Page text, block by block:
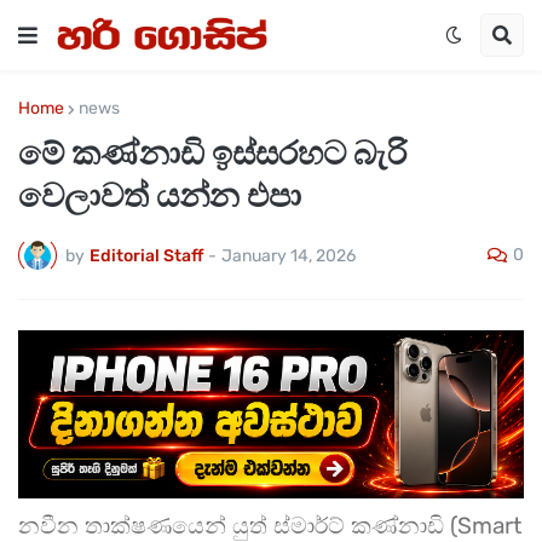
Home news
මේ කණ්නාඩි ඉස්සරහට බැරි
වෙලාවත් යන්න එපා
by Editorial Staff - January 14, 2026 0
නවීන තාක්ෂණයෙන් යුත් ස්මාර්ට් කණ්නාඩි (Smart